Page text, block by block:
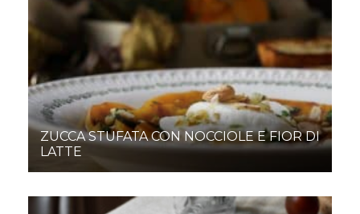
ZUCCA STUFATA CON NOCCIOLE E FIOR DI
LATTE